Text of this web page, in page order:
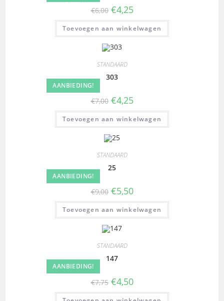
€6,00 €4,25
Toevoegen aan winkelwagen
AANBIEDING!
STANDAARD
303
€7,00 €4,25
Toevoegen aan winkelwagen
AANBIEDING!
STANDAARD
25
€9,00 €5,50
Toevoegen aan winkelwagen
AANBIEDING!
STANDAARD
147
€7,75 €4,50